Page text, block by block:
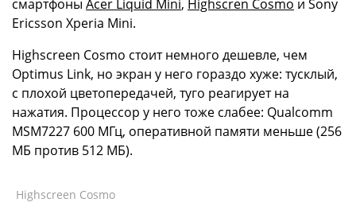
смартфоны Acer Liquid Mini, Highscren Cosmo и Sony
Ericsson Xperia Mini.
Highscreen Cosmo стоит немного дешевле, чем
Optimus Link, но экран у него гораздо хуже: тусклый,
с плохой цветопередачей, туго реагирует на
нажатия. Процессор у него тоже слабее: Qualcomm
MSM7227 600 МГц, оперативной памяти меньше (256
МБ против 512 МБ).
Highscreen Cosmo